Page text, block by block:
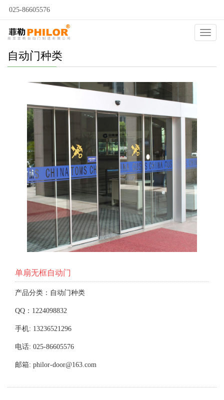
025-86605576
自动门种类
单扇无框自动门
产品分类：自动门种类
QQ：1224098832
手机: 13236521296
电话: 025-86605576
邮箱: philor-door@163.com